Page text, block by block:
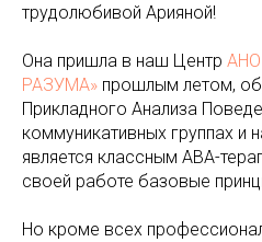
трудолюбивой Арияной!
Она пришла в наш Центр
РАЗУМА» прошлым летом,
Прикладного Анализа
коммуникативных группах и
является классным АВА-
своей работе базовые
Но кроме всех